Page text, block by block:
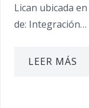
Lican ubicada
de: Integración…
LEER MÁS